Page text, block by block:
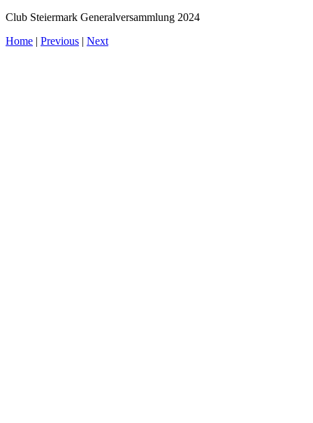
Club Steiermark Generalversammlung 2024
Home | Previous | Next